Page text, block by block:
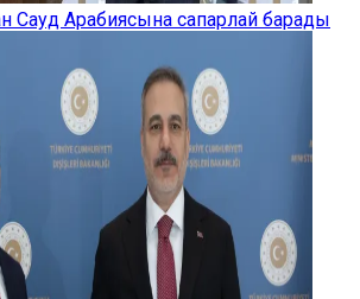
Сауд Арабиясына сапарлай барады